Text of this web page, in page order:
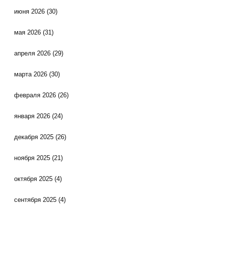
июня 2026(30)
мая 2026(31)
апреля 2026(29)
марта 2026(30)
февраля 2026(26)
января 2026(24)
декабря 2025(26)
ноября 2025(21)
октября 2025(4)
сентября 2025(4)